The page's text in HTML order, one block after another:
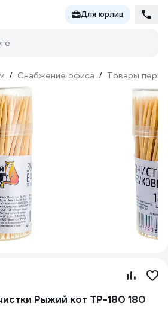
Для юрлиц
/ Снабжение офиса / Товары
Рыжий кот TP-180 180